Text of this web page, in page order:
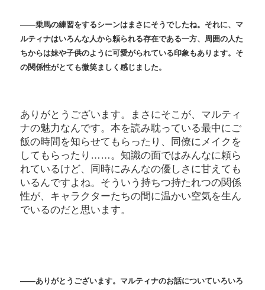
――乗馬の練習をするシーンはまさにそうでしたね。それに、マ
ルティナはいろんな人から頼られる存在である一方、周囲の人た
ちからは妹や子供のように可愛がられている印象もあります。そ
の関係性がとても微笑ましく感じました。
ありがとうございます。まさにそこが、マルティ
ナの魅力なんです。本を読み耽っている最中にご
飯の時間を知らせてもらったり、同僚にメイクを
してもらったり……。知識の面ではみんなに頼ら
れているけど、同時にみんなの優しさに甘えても
いるんですよね。そういう持ちつ持たれつの関係
性が、キャラクターたちの間に温かい空気を生ん
でいるのだと思います。
――ありがとうございます。マルティナのお話についていろいろ